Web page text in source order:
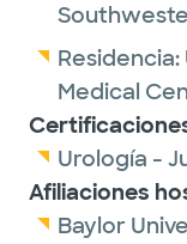
Residencia:
Medical
Urología -
Afiliaciones
Baylor